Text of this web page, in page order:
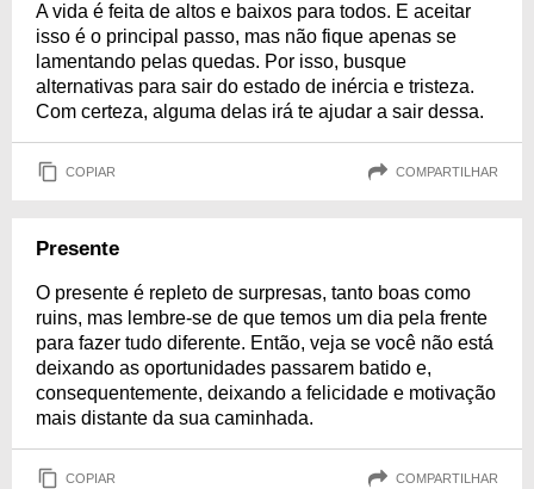
A vida é feita de altos e baixos para todos. E aceitar
isso é o principal passo, mas não fique apenas se
lamentando pelas quedas. Por isso, busque
alternativas para sair do estado de inércia e tristeza.
Com certeza, alguma delas irá te ajudar a sair dessa.
COPIAR COMPARTILHAR
Presente
O presente é repleto de surpresas, tanto boas como
ruins, mas lembre-se de que temos um dia pela frente
para fazer tudo diferente. Então, veja se você não está
deixando as oportunidades passarem batido e,
consequentemente, deixando a felicidade e motivação
mais distante da sua caminhada.
COPIAR COMPARTILHAR